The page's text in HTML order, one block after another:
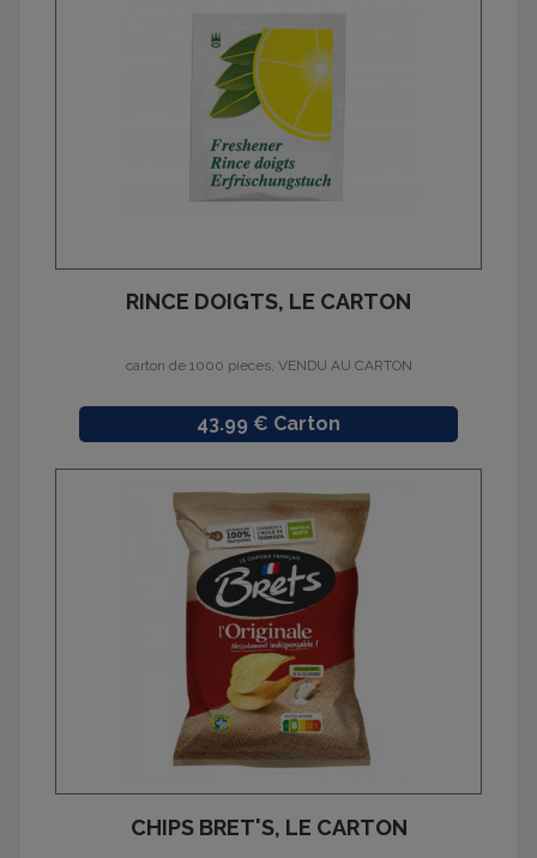
RINCE DOIGTS, LE CARTON
carton de 1000 pieces, VENDU AU CARTON
Prix
43.99 € Carton
CHIPS BRET'S, LE CARTON